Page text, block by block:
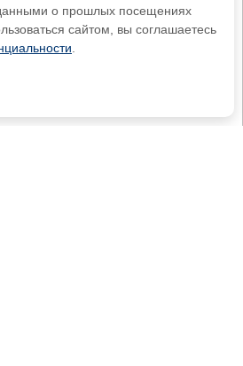
о прошлых посещениях
сайтом, вы соглашаетесь